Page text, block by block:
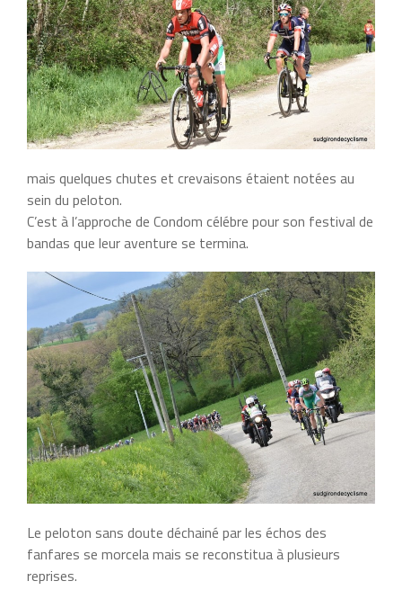
mais quelques chutes et crevaisons étaient notées au
sein du peloton.
C’est à l’approche de Condom célébre pour son festival de
bandas que leur aventure se termina.
Le peloton sans doute déchainé par les échos des
fanfares se morcela mais se reconstitua à plusieurs
reprises.